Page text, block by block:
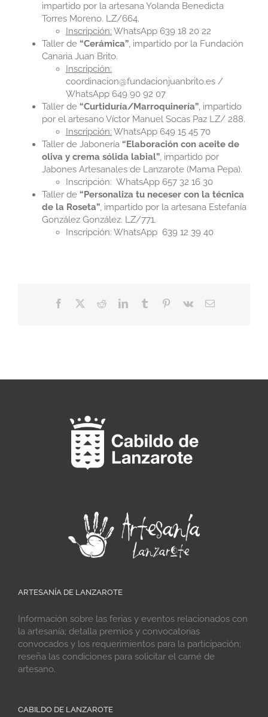
impartido por la artesana Yolanda Benedicta
Torres Moreno. LZ/664.
Inscripción: WhatsApp 639 18 20 22
Taller de “Cerámica”, impartido por la Fundación
Canaria Juan Brito.
Inscripción:
coordinacion@fundacionjuanbrito.es /
WhatsApp 649 90 92 07
Taller de “Curtiduría/Marroquinería”, impartido
por el artesano Víctor Manuel Socas Paz LZ/ 288.
Inscripción: WhatsApp 649 15 45 70
Taller de Jabonería“Elaboración con aceite de
oliva y crema sólida labial”, impartido por
Jabones Artesanales de Lanzarote (Mama Pepa).
Inscripción: WhatsApp 657 32 16 30
Taller de “Personaliza tu neceser con la técnica
de la Roseta”, impartido por la artesana Estefanía
González González. LZ/771.
Inscripción: WhatsApp 639 12 39 40
Facebook RedditLinkedInTumblr Pinterest
Vk
Correo
ARTESANÍA DE LANZAROTE
Información sobre las ferias y eventos relacionados con
la artesanía; detalla premios y convocatorias
convocados y los requerimientos para la participación;
reseña las condiciones para solicitar el carné de
artesano.
CABILDO DE LANZAROTE